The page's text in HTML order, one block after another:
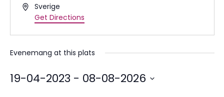
Address
Sverige
Get Directions
Evenemang at this plats
19-04-2023 - 08-08-2026